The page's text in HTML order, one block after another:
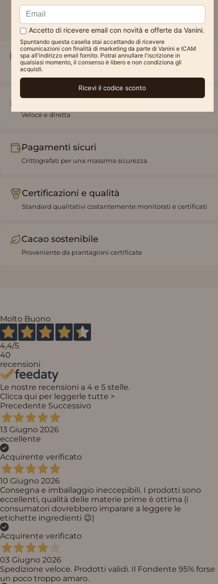
Spedizione gratuita
A partire da 49€
Assistenza online
Veloce e diretta
Pagamenti sicuri
Crittografati per una massima sicurezza
Certificazioni e qualità
Standard qualitativi costantemente monitorati e certificati
Cacao sostenibile
Proveniente da piantagioni certificate
Molto Buono
4,4/5
40
recensioni
Le nostre recensioni a 4 e 5 stelle.
Clicca qui per leggerle tutte >
Precedente Successivo
13 Giugno 2026
eccellente
Acquirente verificato
10 Giugno 2026
Consegna e imballaggio ineccepibili. I prodotti sono
eccellenti, qualità delle materie prime è ottima (i
consumatori dovrebbero imparare a leggere le
etichette ingredienti 😉)
Acquirente verificato
03 Giugno 2026
Spedizione veloce. Prodotti validi. Il Fondente 95% forse
un poco troppo amaro.